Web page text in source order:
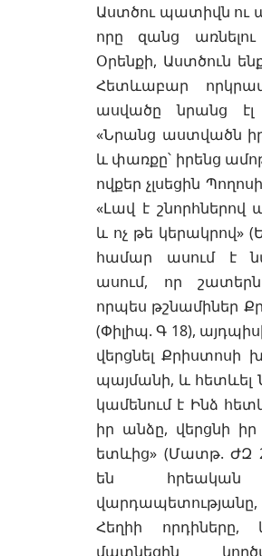
Աստծու պատիվն ու
որը զանց
Օրենքի, Աստծուն
Հետևաբար
ասվածը նրանց էլ
«Նրանց աստվածն
և փառքը՝ իրենց
ովքեր չլսեցին
«Լավ է շնորհներով
և ոչ թե կերակրով»
համար ասում է
ասում, որ
որպես թշնամիներ
(Փիլիպ. Գ 18),
վերցնել Քրիստոսի
պայմանի, և հետևել
կամենում է Ինձ
իր անձը, վերցնի
ետևից» (Մատթ. ԺԶ
են հրեական
Հեղիի որդիները,
մատնեցին